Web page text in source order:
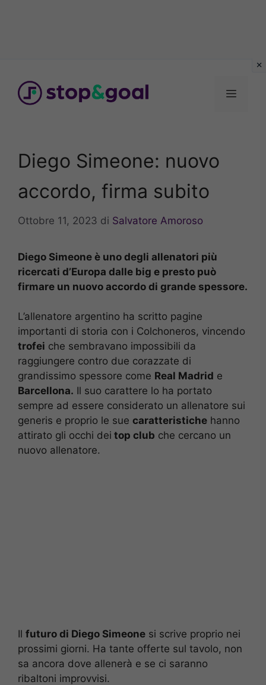
contenuto
Menu
Diego Simeone: nuovo
accordo, firma subito
Ottobre 11, 2023 di Salvatore Amoroso
Diego Simeone è uno degli allenatori più
ricercati d’Europa dalle big e presto può
firmare un nuovo accordo di grande spessore.
L’allenatore argentino ha scritto pagine
importanti di storia con i Colchoneros, vincendo
trofei che sembravano impossibili da
raggiungere contro due corazzate di
grandissimo spessore come Real Madrid e
Barcellona. Il suo carattere lo ha portato
sempre ad essere considerato un allenatore sui
generis e proprio le sue caratteristiche hanno
attirato gli occhi dei top club che cercano un
nuovo allenatore.
Il futuro di Diego Simeone si scrive proprio nei
prossimi giorni. Ha tante offerte sul tavolo, non
sa ancora dove allenerà e se ci saranno
ribaltoni improvvisi.